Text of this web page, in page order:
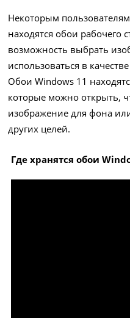
Некоторым
находятся обои рабочего
возможность выбрать
использоваться в
Обои Windows 11
которые можно открыть,
изображение для фона
других целей.
Где хранятся обои